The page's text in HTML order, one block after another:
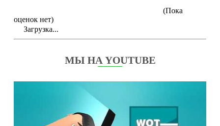
(Пока
оценок нет)
Загрузка...
МЫ НА YOUTUBE